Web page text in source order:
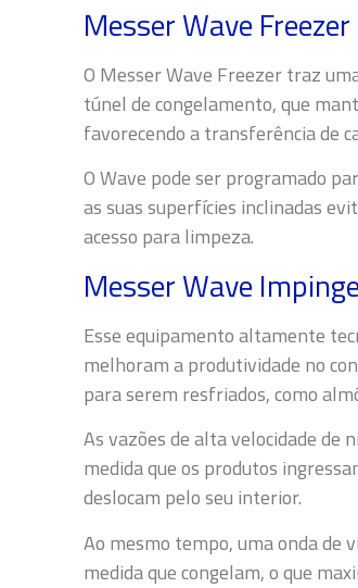
Messer Wave Freezer
O Messer Wave Freezer traz
túnel de congelamento, que
favorecendo a transferência de
O Wave pode ser programado
as suas superfícies inclinadas
acesso para limpeza.
Messer Wave
Esse equipamentoaltamente
melhoram a produtividade no
para serem resfriados, como
As vazões de alta velocidade
medida que os produtos
deslocam pelo seu interior.
Ao mesmo tempo, uma onda de
medida que congelam, o que